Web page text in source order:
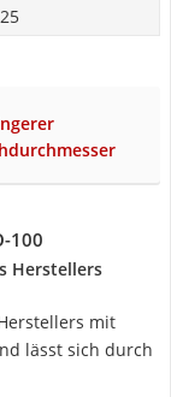
100
Herstellers
mit
lässt sich durch